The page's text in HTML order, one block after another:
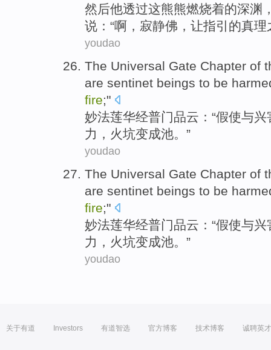
然后他透过这熊熊燃烧着的深渊
说：“啊 ， 寂静佛， 让指引的真理
youdao
The Universal Gate Chapter of
are sentinet beings to be
fire;"
妙法莲华经普门品云：“假使与兴
力，火坑变成池。”
youdao
The Universal Gate Chapter of
are sentinet beings to be
fire;"
妙法莲华经普门品云：“假使与兴
力，火坑变成池。”
youdao
关于有道 Investors 有道智选 官方博客 技术博客 诚聘英才